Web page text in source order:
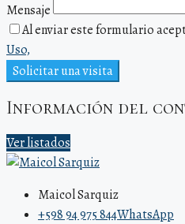
Mensaje
Al enviar este formulario
Uso,
Solicitar una visita
Información del
Ver listados
Maicol Sarquiz
+598 94 975 844WhatsApp